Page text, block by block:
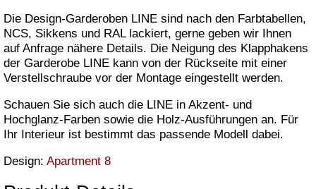
Die Design-Garderoben LINE sind nach den Farbtabellen,
NCS, Sikkens und RAL lackiert, gerne geben wir Ihnen
auf Anfrage nähere Details. Die Neigung des Klapphakens
der Garderobe LINE kann von der Rückseite mit einer
Verstellschraube vor der Montage eingestellt werden.
Schauen Sie sich auch die LINE in Akzent- und
Hochglanz-Farben sowie die Holz-Ausführungen an. Für
Ihr Interieur ist bestimmt das passende Modell dabei.
Design: Apartment 8